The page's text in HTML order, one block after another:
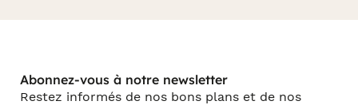
Abonnez-vous à notre newsletter
Restez informés de nos bons plans et de nos